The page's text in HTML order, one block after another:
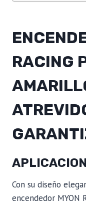
RACING
Con su diseño
encendedor MYON